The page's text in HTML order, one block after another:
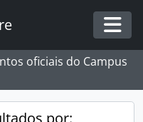
oficiais do Campus
por: